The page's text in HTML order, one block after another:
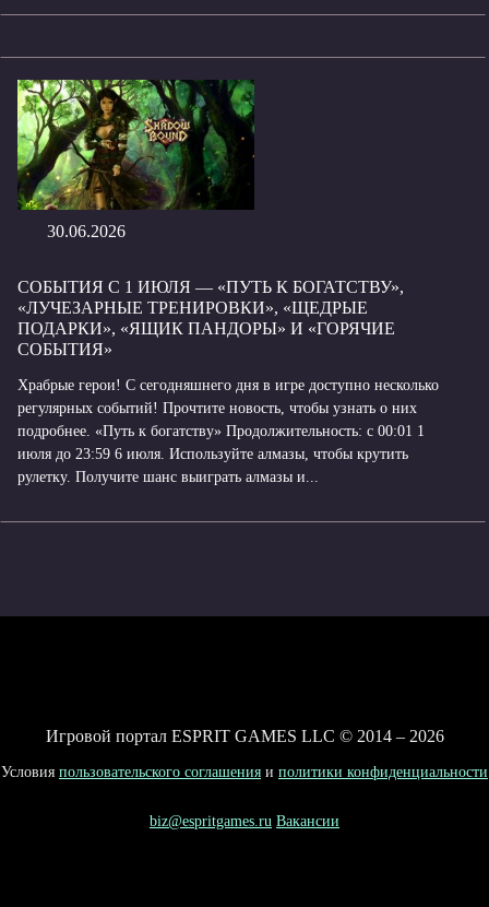
30.06.2026
СОБЫТИЯ С 1 ИЮЛЯ — «ПУТЬ К БОГАТСТВУ»,
«ЛУЧЕЗАРНЫЕ ТРЕНИРОВКИ», «ЩЕДРЫЕ
ПОДАРКИ», «ЯЩИК ПАНДОРЫ» И «ГОРЯЧИЕ
СОБЫТИЯ»
Храбрые герои! С сегодняшнего дня в игре доступно несколько
регулярных событий! Прочтите новость, чтобы узнать о них
подробнее. «Путь к богатству» Продолжительность: с 00:01 1
июля до 23:59 6 июля. Используйте алмазы, чтобы крутить
рулетку. Получите шанс выиграть алмазы и...
Игровой портал ESPRIT GAMES LLC © 2014 – 2026
Условия пользовательского соглашения и политики конфиденциальности
biz@espritgames.ru Вакансии